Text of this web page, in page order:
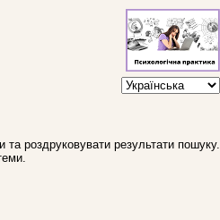
роздруковувати результати пошуку.